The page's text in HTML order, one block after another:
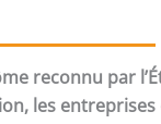
reconnu par
les entreprises